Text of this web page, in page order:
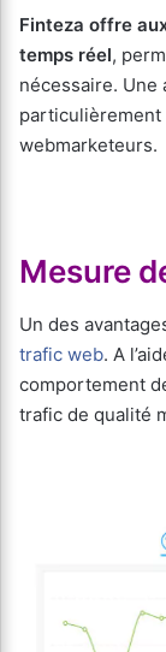
Finteza offre
temps réel,
nécessaire. Une
particulièrement
webmarketeurs.
Mesure
Un des
trafic web. A
comportement
trafic de qualité